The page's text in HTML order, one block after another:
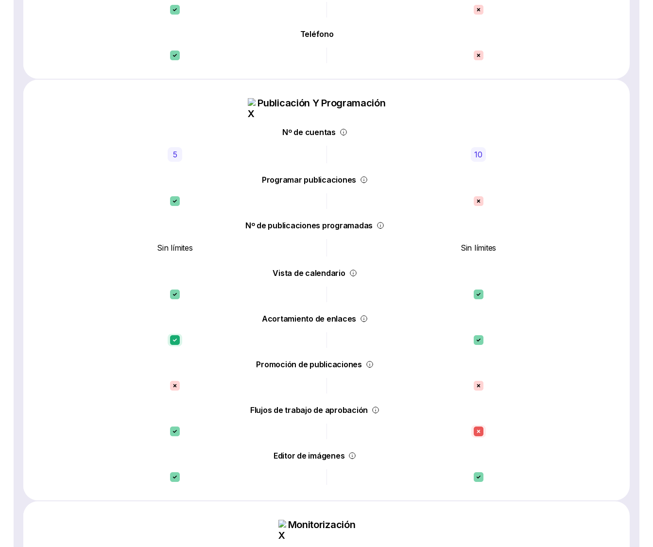
Teléfono
Publicación Y Programación
Nº de cuentas
5 10
Programar publicaciones
Nº de publicaciones programadas
Sin límites Sin límites
Vista de calendario
Acortamiento de enlaces
Promoción de publicaciones
Flujos de trabajo de aprobación
Editor de imágenes
Monitorización